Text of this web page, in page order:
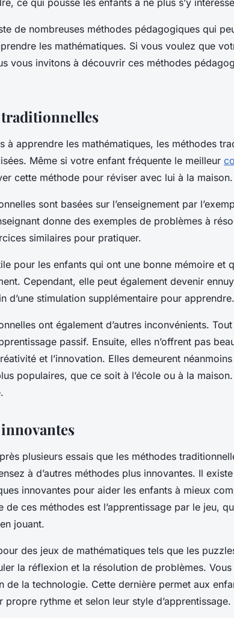
mathématiques
ce qui pousse les enfants à ne plus s’y
de nombreuses méthodes pédagogiques qui
les mathématiques. Si vous voulez que
vous invitons à découvrir ces méthodes
traditionnelles
à apprendre les mathématiques, les méthodes
Même si votre enfant fréquente le meilleur
cette méthode pour réviser avec lui à la maison.
sont basées sur l’enseignement par
donne des exemples de problèmes à
similaires pour pratiquer.
pour les enfants qui ont une bonne mémoire et
Cependant, elle peut également devenir
d’une stimulation supplémentaire pour apprendre.
ont également d’autres inconvénients.
passif. Ensuite, elles n’offrent pas
et l’innovation. Elles demeurent
populaires, que ce soit à l’école ou à la
plusieurs essais que les méthodes
à d’autres méthodes plus innovantes. Il
innovantes pour aider les enfants à mieux
de ces méthodes est l’apprentissage par le jeu,
jouant.
des jeux de mathématiques tels que les
la réflexion et la résolution de problèmes.
de la technologie. Cette dernière permet aux
propre rythme et selon leur style d’apprentissage.